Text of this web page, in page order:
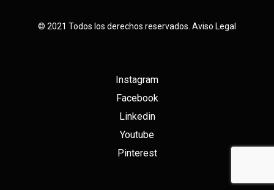
© 2021 Todos los derechos reservados. Aviso Legal
Instagram
Facebook
Linkedin
Youtube
Pinterest